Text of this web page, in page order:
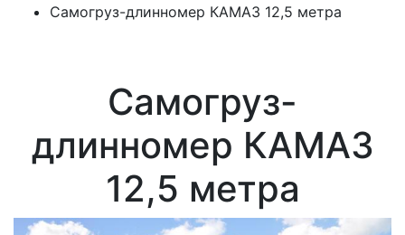
Самогруз-длинномер КАМАЗ 12,5 метра
Самогруз-
длинномер КАМАЗ
12,5 метра